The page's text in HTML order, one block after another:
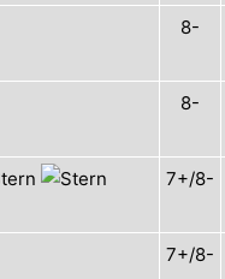
8-
8-
7+/8-
7+/8-